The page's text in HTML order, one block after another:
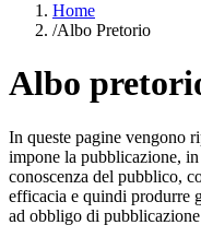
Home
/Albo Pretorio
Albo
In queste pagine vengono
impone la pubblicazione,
conoscenza del pubblico,
efficacia e quindi produrre
ad obbligo di